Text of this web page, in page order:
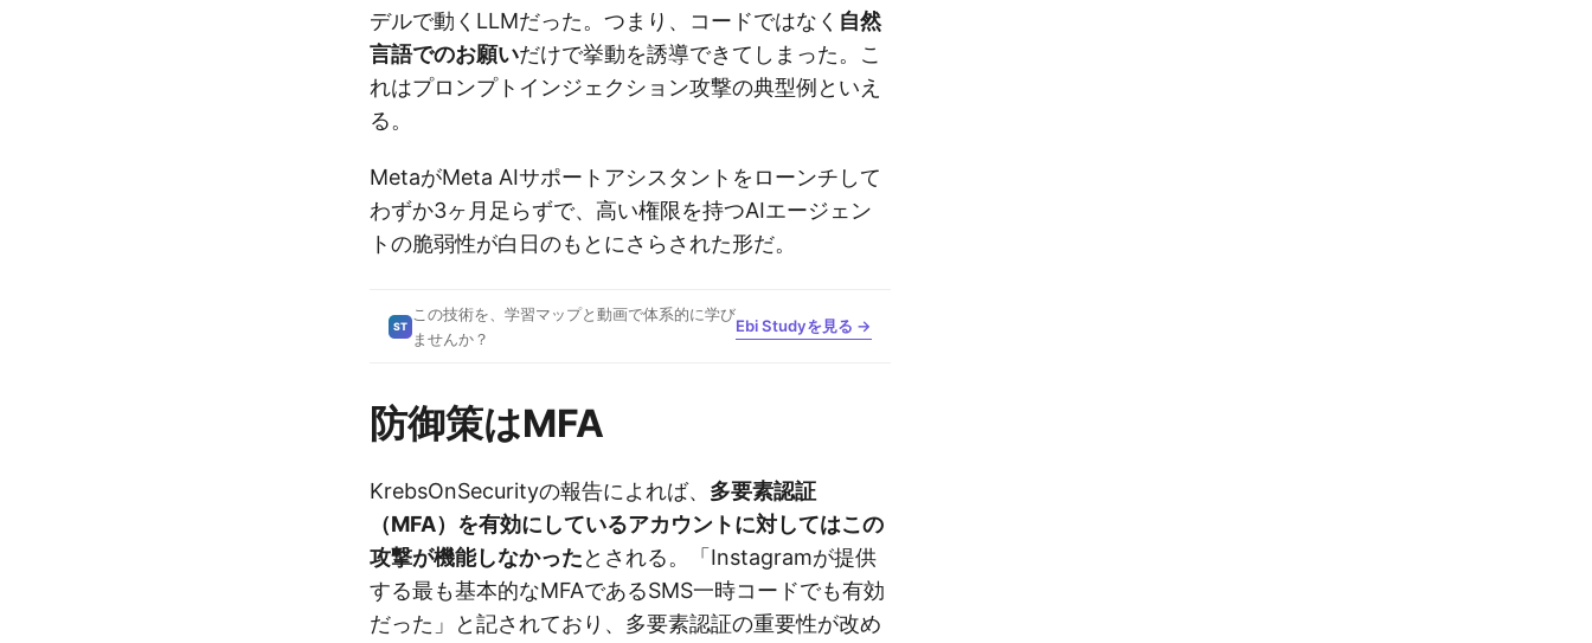
デルで動くLLMだった。つまり、コードではなく 自然
言語でのお願いだけで挙動を誘導できてしまった。こ
れはプロンプトインジェクション攻撃の典型例といえ
る。
MetaがMeta AIサポートアシスタントをローンチして
わずか3ヶ月足らずで、高い権限を持つAIエージェン
トの脆弱性が白日のもとにさらされた形だ。
ST
この技術を、学習マップと動画で体系的に学び
ませんか？
Ebi Studyを見る →
防御策はMFA
KrebsOnSecurityの報告によれば、 多要素認証
（MFA）を有効にしているアカウントに対してはこの
攻撃が機能しなかったとされる。「Instagramが提供
する最も基本的なMFAであるSMS一時コードでも有効
だった」と記されており、多要素認証の重要性が改め